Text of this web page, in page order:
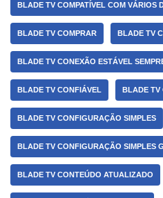
BLADE TV COMPATÍVEL COM VÁRIOS
BLADE TV COMPRAR BLADE TV
BLADE TV CONEXÃO ESTÁVEL
BLADE TV CONFIÁVEL BLADE TV
BLADE TV CONFIGURAÇÃO SIMPLES
BLADE TV CONFIGURAÇÃO SIMPLES
BLADE TV CONTEÚDO ATUALIZADO